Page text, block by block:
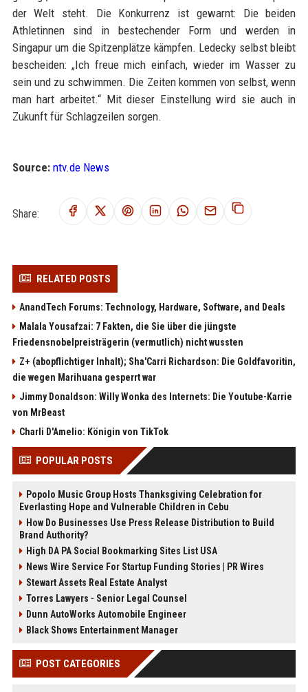
der Welt steht. Die Konkurrenz ist gewarnt: Die beiden
Athletinnen sind in bestechender Form und werden in
Singapur um die Spitzenplätze kämpfen. Ledecky selbst bleibt
bescheiden: „Ich freue mich einfach, wieder im Wasser zu
sein und zu schwimmen. Die Zeiten kommen von selbst, wenn
man hart arbeitet.“ Mit dieser Einstellung wird sie auch in
Zukunft für Schlagzeilen sorgen.
Source: ntv.de News
Share:
RELATED POSTS
AnandTech Forums: Technology, Hardware, Software, and Deals
Malala Yousafzai: 7 Fakten, die Sie über die jüngste
Friedensnobelpreisträgerin (vermutlich) nicht wussten
Z+ (abopflichtiger Inhalt); Sha'Carri Richardson: Die Goldfavoritin,
die wegen Marihuana gesperrt war
Jimmy Donaldson: Willy Wonka des Internets: Die Youtube-Karrie
von MrBeast
Charli D'Amelio: Königin von TikTok
POPULAR POSTS
Popolo Music Group Hosts Thanksgiving Celebration for
Everlasting Hope and Vulnerable Children in Cebu
How Do Businesses Use Press Release Distribution to Build
Brand Authority?
High DA PA Social Bookmarking Sites List USA
News Wire Service For Startup Funding Stories | PR Wires
Stewart Assets Real Estate Analyst
Torres Lawyers - Senior Legal Counsel
Dunn AutoWorks Automobile Engineer
Black Shows Entertainment Manager
POST CATEGORIES